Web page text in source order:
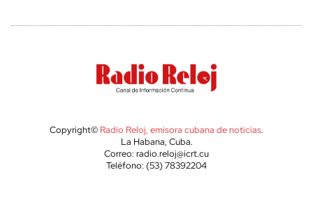
Copyright© Radio Reloj, emisora cubana de noticias.
La Habana, Cuba.
Correo: radio.reloj@icrt.cu
Teléfono: (53) 78392204